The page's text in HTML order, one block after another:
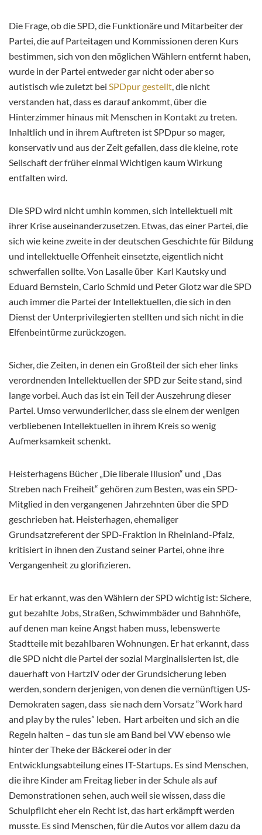
Die Frage, ob die SPD, die Funktionäre und Mitarbeiter der
Partei, die auf Parteitagen und Kommissionen deren Kurs
bestimmen, sich von den möglichen Wählern entfernt haben,
wurde in der Partei entweder gar nicht oder aber so
autistisch wie zuletzt bei SPDpur gestellt , die nicht
verstanden hat, dass es darauf ankommt, über die
Hinterzimmer hinaus mit Menschen in Kontakt zu treten.
Inhaltlich und in ihrem Auftreten ist SPDpur so mager,
konservativ und aus der Zeit gefallen, dass die kleine, rote
Seilschaft der früher einmal Wichtigen kaum Wirkung
entfalten wird.
Die SPD wird nicht umhin kommen, sich intellektuell mit
ihrer Krise auseinanderzusetzen. Etwas, das einer Partei, die
sich wie keine zweite in der deutschen Geschichte für Bildung
und intellektuelle Offenheit einsetzte, eigentlich nicht
schwerfallen sollte. Von Lasalle über Karl Kautsky und
Eduard Bernstein, Carlo Schmid und Peter Glotz war die SPD
auch immer die Partei der Intellektuellen, die sich in den
Dienst der Unterprivilegierten stellten und sich nicht in die
Elfenbeintürme zurückzogen.
Sicher, die Zeiten, in denen ein Großteil der sich eher links
verordnenden Intellektuellen der SPD zur Seite stand, sind
lange vorbei. Auch das ist ein Teil der Auszehrung dieser
Partei. Umso verwunderlicher, dass sie einem der wenigen
verbliebenen Intellektuellen in ihrem Kreis so wenig
Aufmerksamkeit schenkt.
Heisterhagens Bücher „Die liberale Illusion“ und „Das
Streben nach Freiheit“ gehören zum Besten, was ein SPD-
Mitglied in den vergangenen Jahrzehnten über die SPD
geschrieben hat. Heisterhagen, ehemaliger
Grundsatzreferent der SPD-Fraktion in Rheinland-Pfalz,
kritisiert in ihnen den Zustand seiner Partei, ohne ihre
Vergangenheit zu glorifizieren.
Er hat erkannt, was den Wählern der SPD wichtig ist: Sichere,
gut bezahlte Jobs, Straßen, Schwimmbäder und Bahnhöfe,
auf denen man keine Angst haben muss, lebenswerte
Stadtteile mit bezahlbaren Wohnungen. Er hat erkannt, dass
die SPD nicht die Partei der sozial Marginalisierten ist, die
dauerhaft von HartzIV oder der Grundsicherung leben
werden, sondern derjenigen, von denen die vernünftigen US-
Demokraten sagen, dass sie nach dem Vorsatz “Work hard
and play by the rules” leben. Hart arbeiten und sich an die
Regeln halten – das tun sie am Band bei VW ebenso wie
hinter der Theke der Bäckerei oder in der
Entwicklungsabteilung eines IT-Startups. Es sind Menschen,
die ihre Kinder am Freitag lieber in der Schule als auf
Demonstrationen sehen, auch weil sie wissen, dass die
Schulpflicht eher ein Recht ist, das hart erkämpft werden
musste. Es sind Menschen, für die Autos vor allem dazu da